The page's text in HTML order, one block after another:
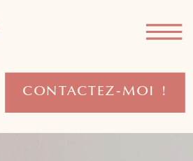
CONTACTEZ-MOI !